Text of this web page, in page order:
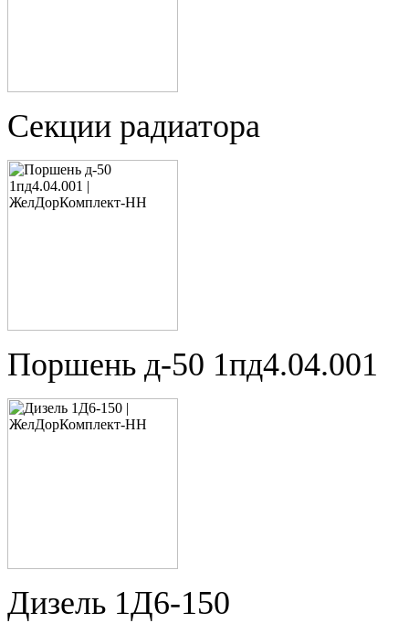
Секции радиатора
Поршень д-50 1пд4.04.001
Дизель 1Д6-150